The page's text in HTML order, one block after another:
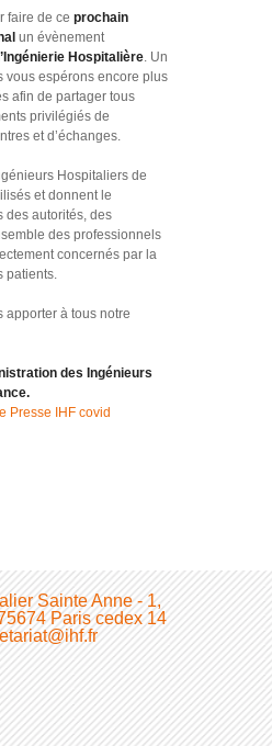
faire de ce prochain
un évènement
Hospitalière. Un
vous espérons encore plus
afin de partager tous
privilégiés de
et d’échanges.
Hospitaliers de
et donnent le
des autorités, des
des professionnels
concernés par la
patients.
apporter à tous notre
des Ingénieurs
Presse IHF covid
Sainte Anne - 1,
Paris cedex 14